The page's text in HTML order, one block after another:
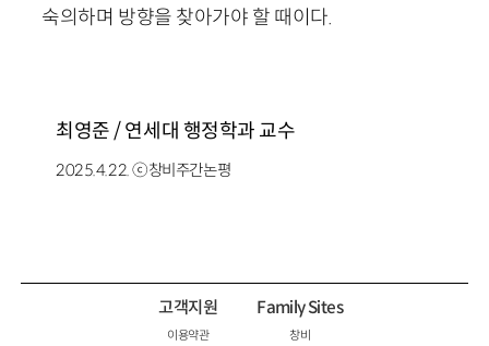
숙의하며 방향을 찾아가야 할 때이다.
최영준 / 연세대 행정학과 교수
2025.4.22. ⓒ창비주간논평
고객지원
이용약관
Family Sites
창비